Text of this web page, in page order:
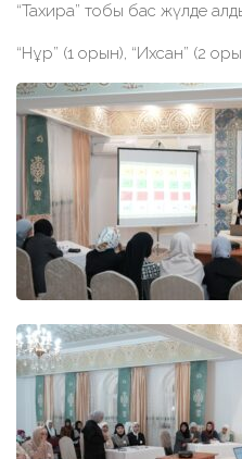
“Тахира” тобы бас жүлде
“Нұр” (1 орын), “Ихсан” (2